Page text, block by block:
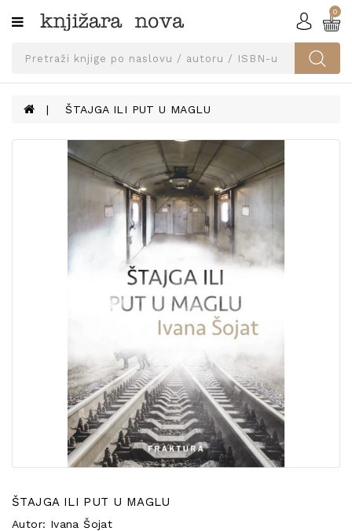
Kategorije
SVEUČILIŠNA
UDŽBENICI
KNJIGE
POSEBNA
0
ŠTAJGA ILI PUT U MAGLU
ŠTAJGA ILI PUT U MAGLU
Autor: Ivana Šojat